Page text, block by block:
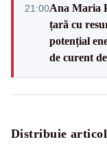
21:00Ana Maria
țară cu
potențial
de curent
Distribuie